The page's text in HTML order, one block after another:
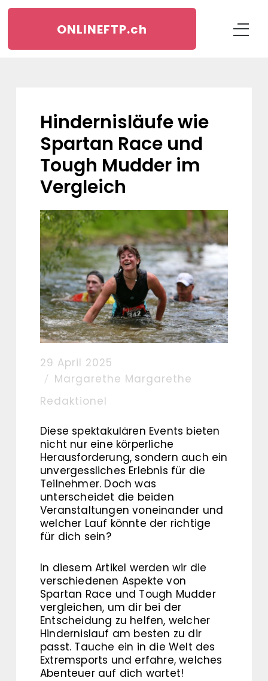
ONLINEFTP.ch
Hindernisläufe wie
Spartan Race und
Tough Mudder im
Vergleich
29 April 2025
Margarethe Margarethe
Redaktionel
Diese spektakulären Events bieten
nicht nur eine körperliche
Herausforderung, sondern auch ein
unvergessliches Erlebnis für die
Teilnehmer. Doch was
unterscheidet die beiden
Veranstaltungen voneinander und
welcher Lauf könnte der richtige
für dich sein?
In diesem Artikel werden wir die
verschiedenen Aspekte von
Spartan Race und Tough Mudder
vergleichen, um dir bei der
Entscheidung zu helfen, welcher
Hindernislauf am besten zu dir
passt. Tauche ein in die Welt des
Extremsports und erfahre, welches
Abenteuer auf dich wartet!